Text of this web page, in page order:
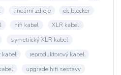
lineární zdroje
dc blocker
hifi kabel
XLR kabel
symetrický XLR kabel
kabel
reproduktorový kabel
upgrade hifi sestavy